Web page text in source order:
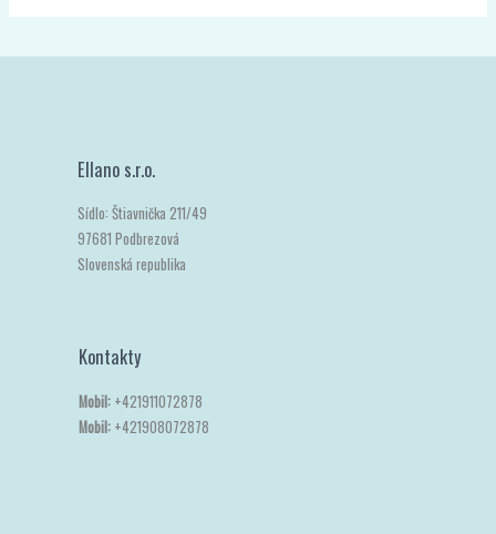
Ellano s.r.o.
Sídlo: Štiavnička 211/49
97681 Podbrezová
Slovenská republika
Kontakty
Mobil: +421911072878
Mobil: +421908072878